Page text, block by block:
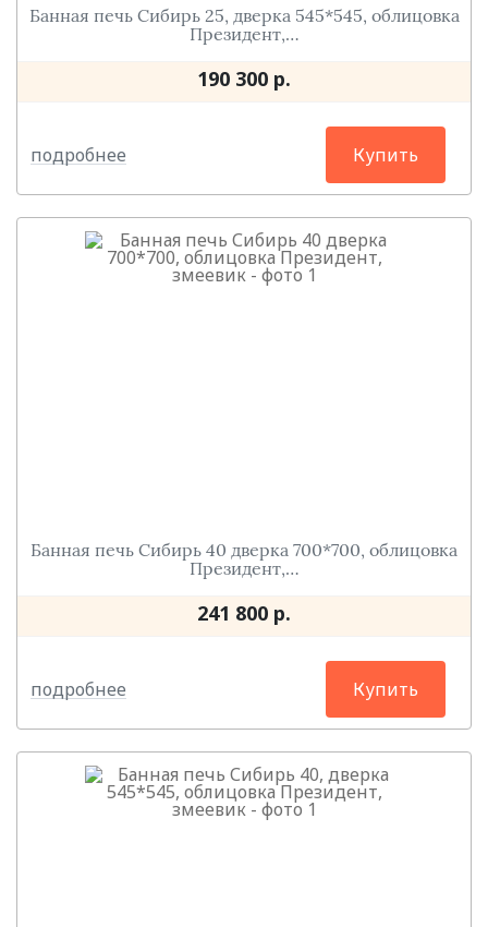
Банная печь Сибирь 25, дверка 545*545, облицовка
Президент,…
190 300 р.
подробнее Купить
Банная печь Сибирь 40 дверка 700*700, облицовка
Президент,…
241 800 р.
подробнее Купить